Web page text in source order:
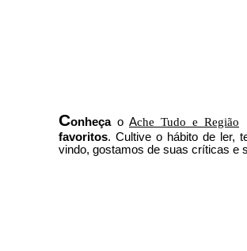
Conheçao Ache Tudo e Região
favoritos. Cultive o hábito de ler,
vindo, gostamos de suas críticas e